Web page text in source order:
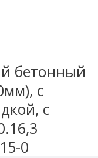
бетонный
с
с
0